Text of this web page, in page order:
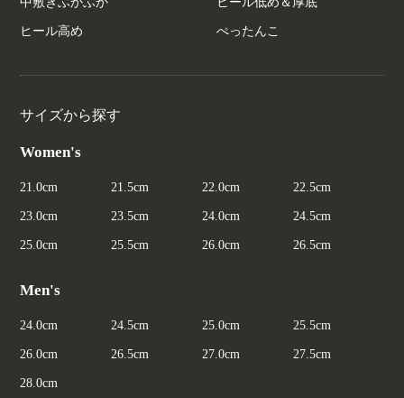
ヒール高め ぺったんこ
サイズから探す
Women's
21.0cm 21.5cm 22.0cm 22.5cm
23.0cm 23.5cm 24.0cm 24.5cm
25.0cm 25.5cm 26.0cm 26.5cm
Men's
24.0cm 24.5cm 25.0cm 25.5cm
26.0cm 26.5cm 27.0cm 27.5cm
28.0cm